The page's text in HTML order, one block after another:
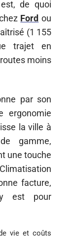
de quoi
Ford ou
(1 155
trajet en
moins
par son
ergonomie
la ville à
gamme,
une touche
facture,
est pour
vie et coûts